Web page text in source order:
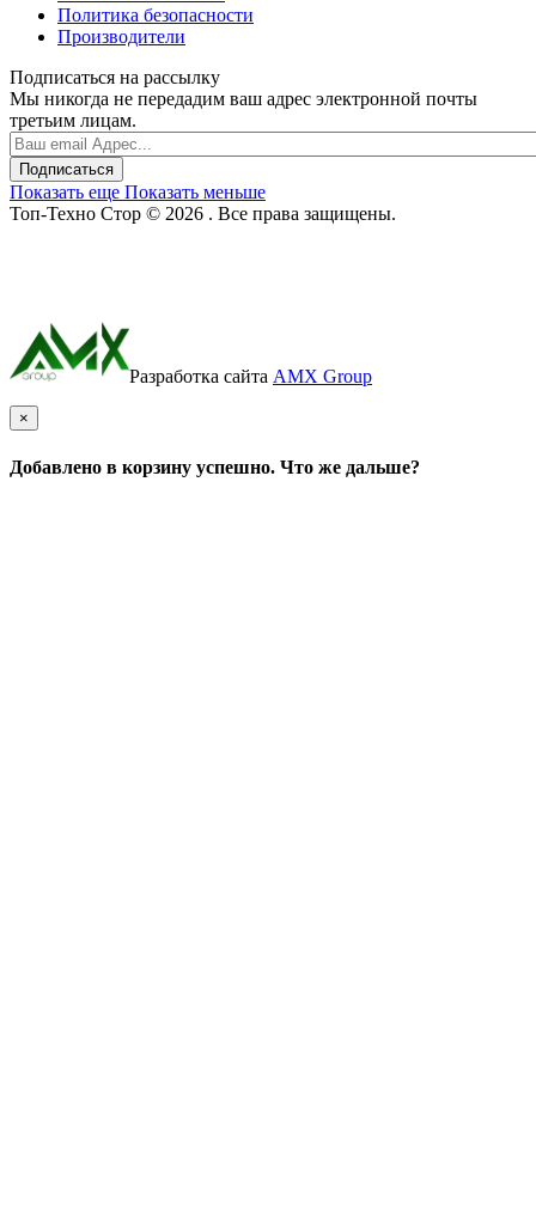
Политика безопасности
Производители
Подписаться на рассылку
Мы никогда не передадим ваш адрес электронной почты
третьим лицам.
Подписаться
Показать еще Показать меньше
Топ-Техно Стор © 2026 . Все права защищены.
Разработка сайта AMX Group
×
Добавлено в корзину успешно. Что же дальше?